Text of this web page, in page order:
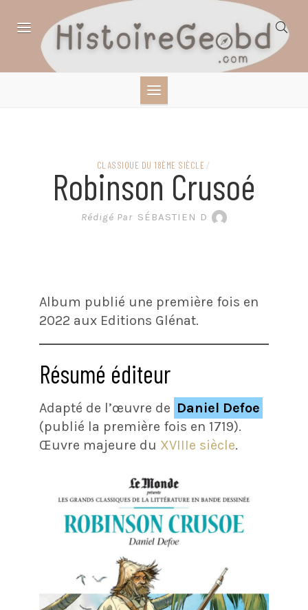
SCIENCES,
LITTÉRATURE EN
BANDE DESSINÉE
CLASSIQUE DU 18ÈME SIÈCLE /
Robinson Crusoé
Rédigé Par SÉBASTIEN D
Album publié une première fois en
2022 aux Editions Glénat.
Résumé éditeur
Adapté de l’œuvre de Daniel Defoe
(publié la première fois en 1719).
Œuvre majeure du XVIIIe siècle.